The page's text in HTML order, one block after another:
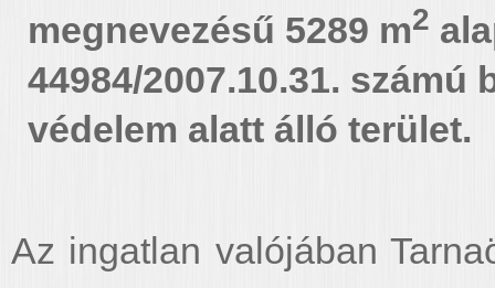
megnevezésű 5289 m2
44984/2007.10.31. számú
védelem alatt álló terület.
Az ingatlan valójában